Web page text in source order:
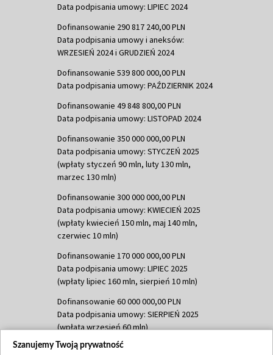
Data podpisania umowy: LIPIEC 2024
Dofinansowanie 290 817 240,00 PLN
Data podpisania umowy i aneksów:
WRZESIEŃ 2024 i GRUDZIEŃ 2024
Dofinansowanie 539 800 000,00 PLN
Data podpisania umowy: PAŹDZIERNIK 2024
Dofinansowanie 49 848 800,00 PLN
Data podpisania umowy: LISTOPAD 2024
Dofinansowanie 350 000 000,00 PLN
Data podpisania umowy: STYCZEŃ 2025
(wpłaty styczeń 90 mln, luty 130 mln,
marzec 130 mln)
Dofinansowanie 300 000 000,00 PLN
Data podpisania umowy: KWIECIEŃ 2025
(wpłaty kwiecień 150 mln, maj 140 mln,
czerwiec 10 mln)
Dofinansowanie 170 000 000,00 PLN
Data podpisania umowy: LIPIEC 2025
(wpłaty lipiec 160 mln, sierpień 10 mln)
Dofinansowanie 60 000 000,00 PLN
Data podpisania umowy: SIERPIEŃ 2025
(wpłata wrzesień 60 mln)
Dofinansowanie 635 783 051,21 PLN
Szanujemy Twoją prywatność